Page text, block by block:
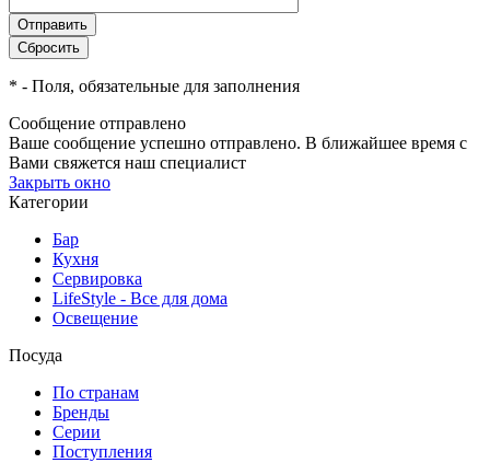
* - Поля, обязательные для заполнения
Сообщение отправлено
Ваше сообщение успешно отправлено. В ближайшее время с
Вами свяжется наш специалист
Закрыть окно
Категории
Бар
Кухня
Сервировка
LifeStyle - Все для дома
Освещение
Посуда
По странам
Бренды
Серии
Поступления